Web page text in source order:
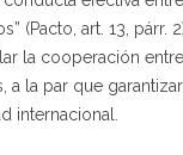
(Pacto, art. 13, párr.
la cooperación
a la par que
internacional.